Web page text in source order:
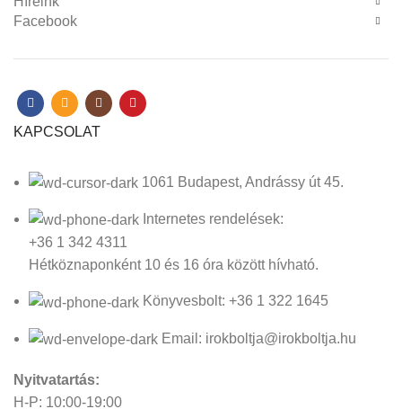
Facebook
KAPCSOLAT
1061 Budapest, Andrássy út 45.
Internetes rendelések:
+36 1 342 4311
Hétköznaponként 10 és 16 óra között hívható.
Könyvesbolt: +36 1 322 1645
Email: irokboltja@irokboltja.hu
Nyitvatartás:
H-P: 10:00-19:00